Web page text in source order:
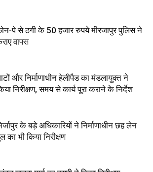
पे से ठगी के 50 हजार रुपये मीरजापुर पुलिस ने
वापस
और निर्माणाधीन हेलीपैड का मंडलायुक्त ने
निरीक्षण, समय से कार्य पूरा कराने के निर्देश
के बड़े अधिकारियों ने निर्माणाधीन छह लेन
का भी किया निरीक्षण